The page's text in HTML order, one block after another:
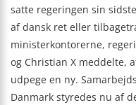
satte regeringen sin
af dansk ret eller
ministerkontorerne,
og Christian X meddelte,
udpege en ny.
Danmark styredes nu af